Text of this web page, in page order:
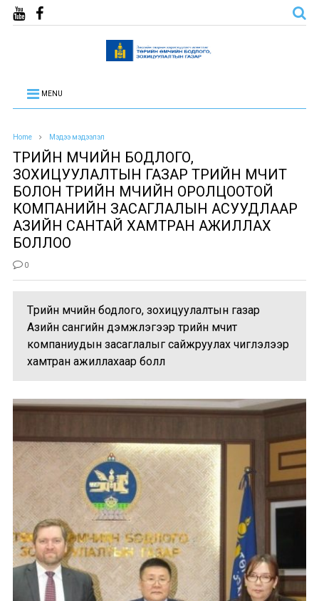
MENU
Home Мэдээ мэдээлэл
ТӨРИЙН ӨМЧИЙН БОДЛОГО,
ЗОХИЦУУЛАЛТЫН ГАЗАР ТӨРИЙН ӨМЧИТ
БОЛОН ТӨРИЙН ӨМЧИЙН ОРОЛЦООТОЙ
КОМПАНИЙН ЗАСАГЛАЛЫН АСУУДЛААР
АЗИЙН САНТАЙ ХАМТРАН АЖИЛЛАХ
БОЛЛОО
0
Төрийн өмчийн бодлого, зохицуулалтын газар
Азийн сангийн дэмжлэгээр төрийн өмчит
компаниудын засаглалыг сайжруулах чиглэлээр
хамтран ажиллахаар болл